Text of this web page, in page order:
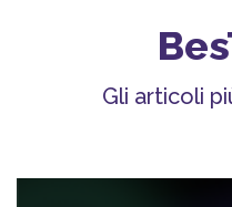
Gli articoli